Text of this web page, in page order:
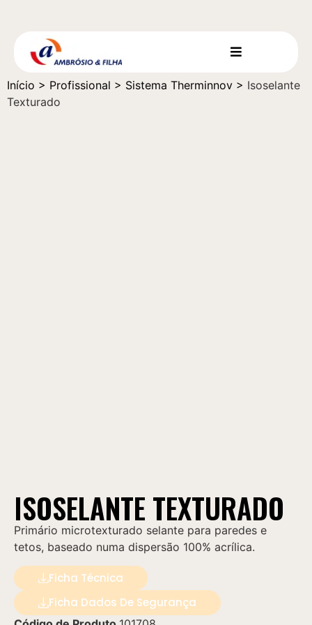
Início > Profissional > Sistema Therminnov > Isoselante
Texturado
ISOSELANTE TEXTURADO
Primário microtexturado selante para paredes e
tetos, baseado numa dispersão 100% acrílica.
Ficha Técnica
Ficha Dados De Segurança